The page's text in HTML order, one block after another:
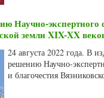
Научно-
земли XIX-XX
24 августа 2022 года. В
решению Научно-
и благочестия